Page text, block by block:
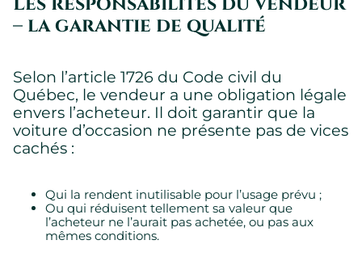
– la garantie de qualité
Selon l’article 1726 du Code civil du
Québec, le vendeur a une obligation légale
envers l’acheteur. Il doit garantir que la
voiture d’occasion ne présente pas de vices
cachés :
Qui la rendent inutilisable pour l’usage prévu ;
Ou qui réduisent tellement sa valeur que
l’acheteur ne l’aurait pas achetée, ou pas aux
mêmes conditions.